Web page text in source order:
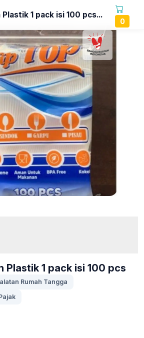
1 pack isi 100 pcs...
0
Plastik 1 pack isi 100 pcs
Rumah Tangga